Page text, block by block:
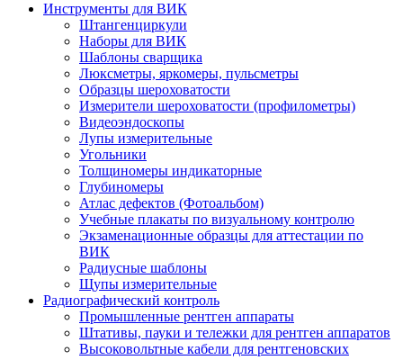
Инструменты для ВИК
Штангенциркули
Наборы для ВИК
Шаблоны сварщика
Люксметры, яркомеры, пульсметры
Образцы шероховатости
Измерители шероховатости (профилометры)
Видеоэндоскопы
Лупы измерительные
Угольники
Толщиномеры индикаторные
Глубиномеры
Атлас дефектов (Фотоальбом)
Учебные плакаты по визуальному контролю
Экзаменационные образцы для аттестации по
ВИК
Радиусные шаблоны
Щупы измерительные
Радиографический контроль
Промышленные рентген аппараты
Штативы, пауки и тележки для рентген аппаратов
Высоковольтные кабели для рентгеновских